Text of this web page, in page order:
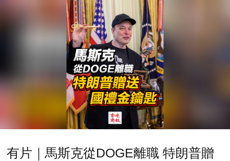
有片｜馬斯克從DOGE離職 特朗普贈